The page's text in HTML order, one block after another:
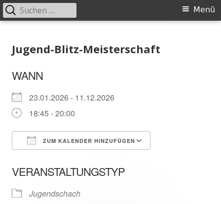
zum
Inhalt
Primäres
Menü
Suchen
nach:
Jugend-Blitz-Meisterschaft
WANN
23.01.2026 - 11.12.2026
18:45 - 20:00
ZUM KALENDER HINZUFÜGEN
VERANSTALTUNGSTYP
Jugendschach